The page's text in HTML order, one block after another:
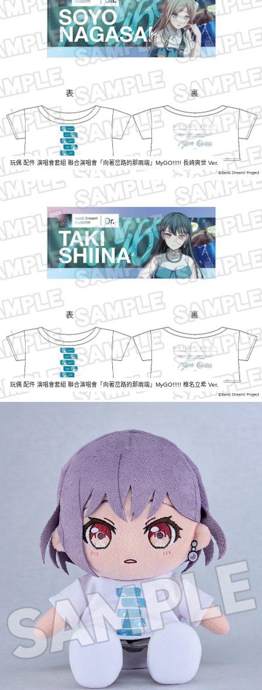
玩偶 配件 演唱會套組 聯合演唱會「向著岔路的那兩端」MyGO!!!!! 長崎爽世 Ver.
玩偶 配件 演唱會套組 聯合演唱會「向著岔路的那兩端」MyGO!!!!! 椎名立希 Ver.